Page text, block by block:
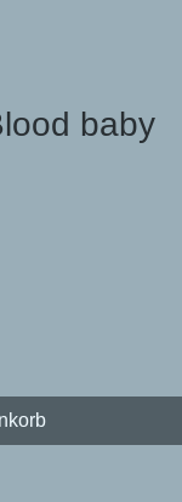
baby